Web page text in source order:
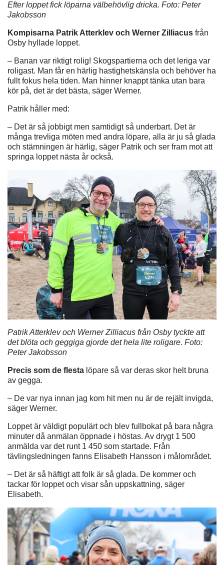
Efter loppet fick löparna välbehövlig dricka. Foto: Peter
Jakobsson
Kompisarna Patrik Atterklev och Werner Zilliacus från
Osby hyllade loppet.
– Banan var riktigt rolig! Skogspartierna och det leriga var
roligast. Man får en härlig hastighetskänsla och behöver ha
fullt fokus hela tiden. Man hinner knappt tänka utan bara
kör på, det är det bästa, säger Werner.
Patrik håller med:
– Det är så jobbigt men samtidigt så underbart. Det är
många trevliga möten med andra löpare, alla är ju så glada
och stämningen är härlig, säger Patrik och ser fram mot att
springa loppet nästa år också.
Patrik Atterklev och Werner Zilliacus från Osby tyckte att
det blöta och geggiga gjorde det hela lite roligare. Foto:
Peter Jakobsson
Precis som de flesta löpare så var deras skor helt bruna
av gegga.
– De var nya innan jag kom hit men nu är de rejält invigda,
säger Werner.
Loppet är väldigt populärt och blev fullbokat på bara några
minuter då anmälan öppnade i höstas. Av drygt 1 500
anmälda var det runt 1 450 som startade. Från
tävlingsledningen fanns Elisabeth Hansson i målområdet.
– Det är så häftigt att folk är så glada. De kommer och
tackar för loppet och visar sån uppskattning, säger
Elisabeth.